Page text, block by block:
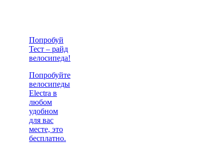
Попробуй
Тест – райд
велосипеда!
Попробуйте
велосипеды
Electra в
любом
удобном
для вас
месте, это
бесплатно.